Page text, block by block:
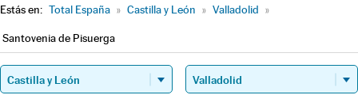
Estás en: Total España » Castilla y León » Valladolid »
Santovenia de Pisuerga